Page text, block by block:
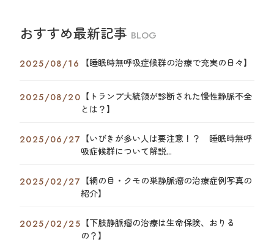
おすすめ最新記事 BLOG
2025/08/16 【睡眠時無呼吸症候群の治療で充実の日々】
2025/08/20 【トランプ大統領が診断された慢性静脈不全
とは？】
2025/06/27 【いびきが多い人は要注意！？ 睡眠時無呼
吸症候群について解説...
2025/02/27 【網の目・クモの巣静脈瘤の治療症例写真の
紹介】
2025/02/25 【下肢静脈瘤の治療は生命保険、おりる
の？】